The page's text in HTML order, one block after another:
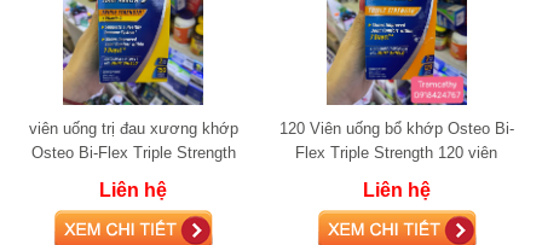
viên uống trị đau xương khớp
Osteo Bi-Flex Triple Strength
Liên hệ
120 Viên uống bổ khớp Osteo Bi-
Flex Triple Strength 120 viên
Liên hệ